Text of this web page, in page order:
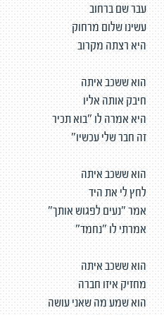
עבר שם ברחוב
עשינו שלום מרחוק
היא רצתה מקרוב
הוא ששכב איתה
חיבק אותה אליו
היא אמרה לו "בוא תכיר
זה חבר שלי עכשיו"
הוא ששכב איתה
לחץ לי את היד
אמר "נעים לפגוש אותך"
אמרתי לו "נחמד"
הוא ששכב איתה
מחזיק איזו חברה
הוא שמע מה שאני עושה